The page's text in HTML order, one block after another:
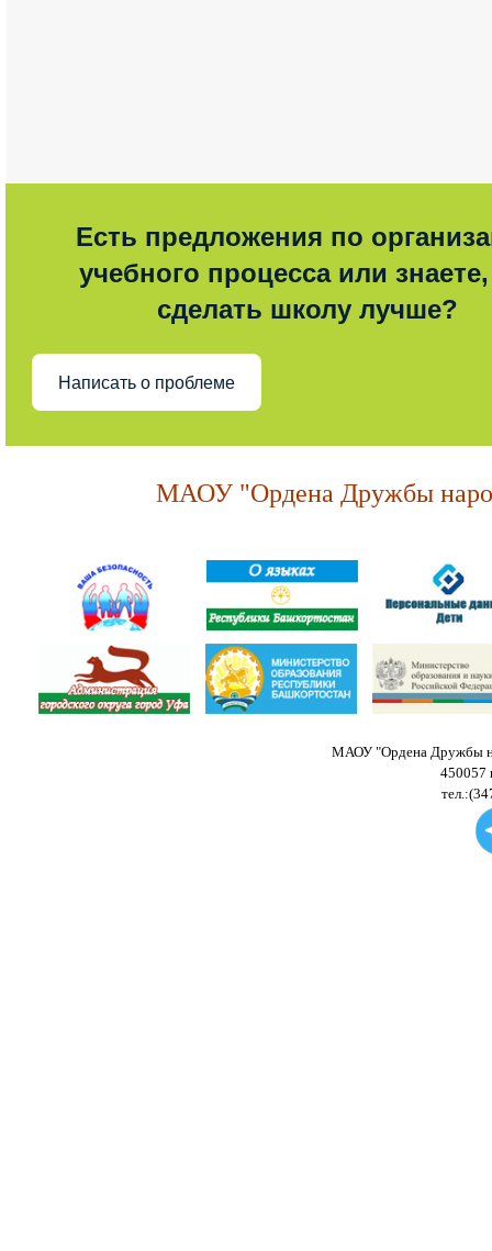
Есть предложения по
учебного процесса или знаете,
сделать школу лучше?
Написать о проблеме
МАОУ "Ордена Дружбы
МАОУ "Ордена Дружбы
450057